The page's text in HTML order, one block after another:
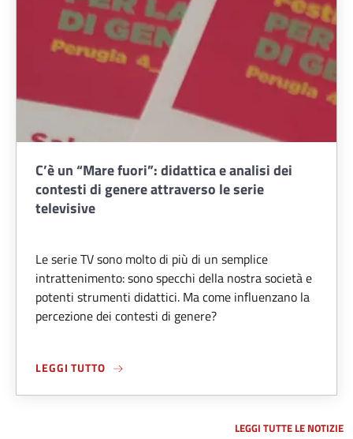
C’è un “Mare fuori”: didattica e analisi dei
contesti di genere attraverso le serie
televisive
Le serie TV sono molto di più di un semplice
intrattenimento: sono specchi della nostra società e
potenti strumenti didattici. Ma come influenzano la
percezione dei contesti di genere?
LEGGI TUTTOABOUT C’È UN “MARE FUORI”: DIDATTICA E
LEGGI TUTTE LE NOTIZIE